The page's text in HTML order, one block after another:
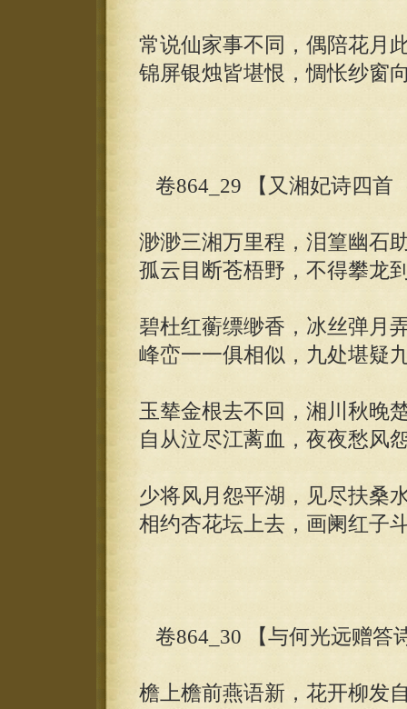
常说仙家事不同，偶陪花月
锦屏银烛皆堪恨，惆怅纱窗
卷864_29 【又湘妃诗四首
渺渺三湘万里程，泪篁幽石
孤云目断苍梧野，不得攀龙
碧杜红蘅缥缈香，冰丝弹月
峰峦一一俱相似，九处堪疑
玉辇金根去不回，湘川秋晚
自从泣尽江蓠血，夜夜愁风
少将风月怨平湖，见尽扶桑
相约杏花坛上去，画阑红子
卷864_30 【与何光远赠答
檐上檐前燕语新，花开柳发